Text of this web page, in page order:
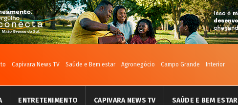
Capivara News TV Saúde e Bem estar Agronegócio Campo Grande Interior
ENTRETENIMENTO CAPIVARA NEWS TV SAÚDE E BEM ESTAR